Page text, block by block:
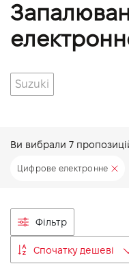
Suzuki
Ви вибрали 7
Цифрове електронне
Фільтр
Спочатку дешеві
Новини
Підпишись на
акціями,